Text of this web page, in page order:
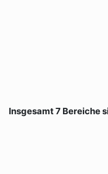
Insgesamt 7 Bereiche